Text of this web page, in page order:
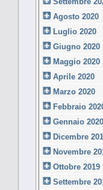
Agosto 2020
Luglio 2020
Giugno 2020
Maggio 2020
Aprile 2020
Marzo 2020
Febbraio
Gennaio 2020
Dicembre
Novembre
Ottobre 2019
Settembre